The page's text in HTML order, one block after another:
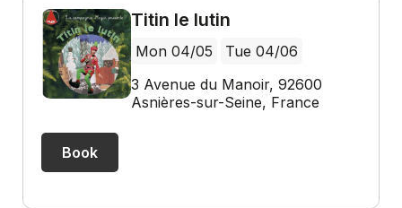
Titin le lutin
Mon 04/05
Tue 04/06
3 Avenue du Manoir, 92600
Asnières-sur-Seine, France
Book